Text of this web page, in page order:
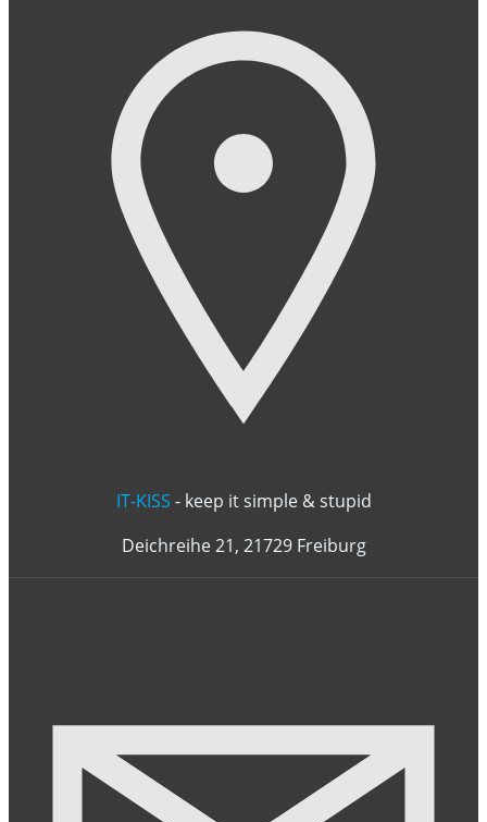
IT-KISS - keep it simple & stupid
Deichreihe 21, 21729 Freiburg